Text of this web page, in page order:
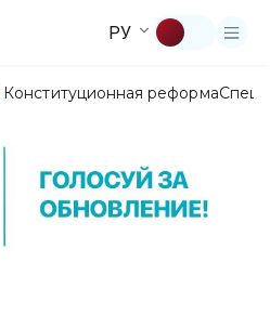
РУ
Конституционная реформа